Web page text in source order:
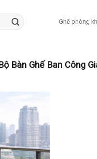
Ghế phòng
Bàn Ghế Ban Công